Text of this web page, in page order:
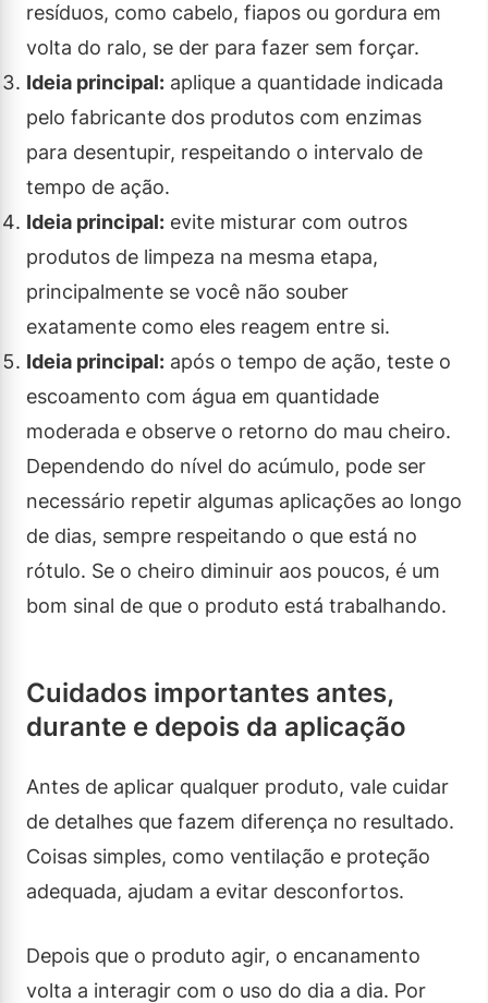
resíduos, como cabelo, fiapos ou gordura em
volta do ralo, se der para fazer sem forçar.
Ideia principal: aplique a quantidade indicada
pelo fabricante dos produtos com enzimas
para desentupir, respeitando o intervalo de
tempo de ação.
Ideia principal: evite misturar com outros
produtos de limpeza na mesma etapa,
principalmente se você não souber
exatamente como eles reagem entre si.
Ideia principal: após o tempo de ação, teste o
escoamento com água em quantidade
moderada e observe o retorno do mau cheiro.
Dependendo do nível do acúmulo, pode ser
necessário repetir algumas aplicações ao longo
de dias, sempre respeitando o que está no
rótulo. Se o cheiro diminuir aos poucos, é um
bom sinal de que o produto está trabalhando.
Cuidados importantes antes,
durante e depois da aplicação
Antes de aplicar qualquer produto, vale cuidar
de detalhes que fazem diferença no resultado.
Coisas simples, como ventilação e proteção
adequada, ajudam a evitar desconfortos.
Depois que o produto agir, o encanamento
volta a interagir com o uso do dia a dia. Por